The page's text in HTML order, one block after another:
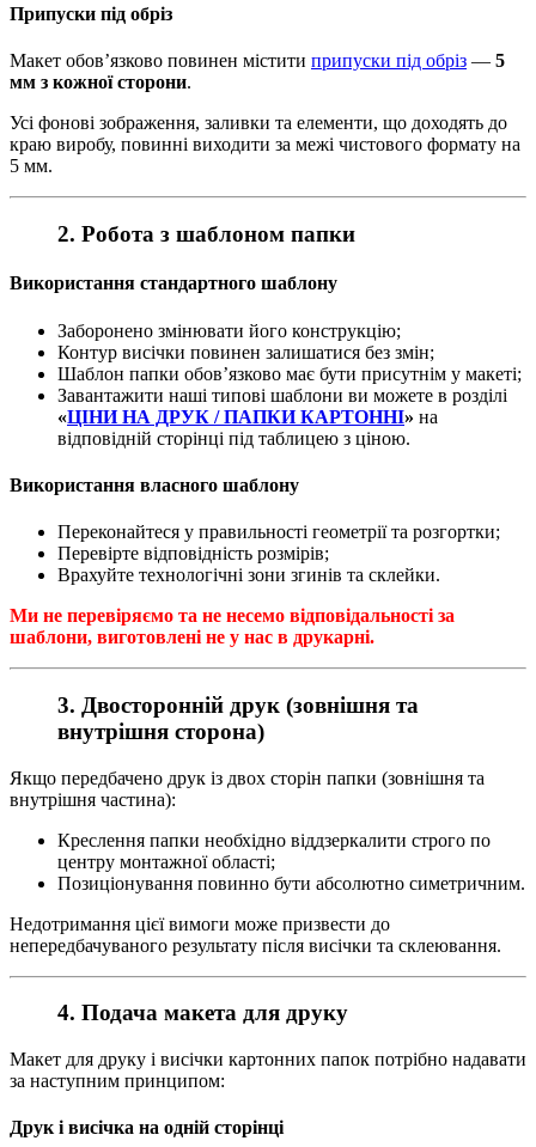
Припуски під обріз
Макет обов’язково повинен містити припуски під обріз — 5
мм з кожної сторони.
Усі фонові зображення, заливки та елементи, що доходять до
краю виробу, повинні виходити за межі чистового формату на
5 мм.
2. Робота з шаблоном папки
Використання стандартного шаблону
Заборонено змінювати його конструкцію;
Контур висічки повинен залишатися без змін;
Шаблон папки обов’язково має бути присутнім у макеті;
Завантажити наші типові шаблони ви можете в розділі
«ЦІНИ НА ДРУК / ПАПКИ КАРТОННІ» на
відповідній сторінці під таблицею з ціною.
Використання власного шаблону
Переконайтеся у правильності геометрії та розгортки;
Перевірте відповідність розмірів;
Врахуйте технологічні зони згинів та склейки.
Ми не перевіряємо та не несемо відповідальності за
шаблони, виготовлені не у нас в друкарні.
3. Двосторонній друк (зовнішня та
внутрішня сторона)
Якщо передбачено друк із двох сторін папки (зовнішня та
внутрішня частина):
Креслення папки необхідно віддзеркалити строго по
центру монтажної області;
Позиціонування повинно бути абсолютно симетричним.
Недотримання цієї вимоги може призвести до
непередбачуваного результату після висічки та склеювання.
4. Подача макета для друку
Макет для друку і висічки картонних папок потрібно надавати
за наступним принципом:
Друк і висічка на одній сторінці